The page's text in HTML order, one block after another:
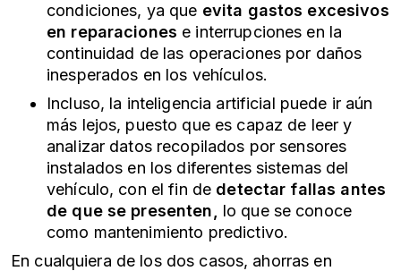
condiciones, ya que evita gastos excesivos
en reparaciones e interrupciones en la
continuidad de las operaciones por daños
inesperados en los vehículos.
Incluso, la inteligencia artificial puede ir aún
más lejos, puesto que es capaz de leer y
analizar datos recopilados por sensores
instalados en los diferentes sistemas del
vehículo, con el fin de detectar fallas antes
de que se presenten,
lo que se conoce
como mantenimiento predictivo.
En cualquiera de los dos casos, ahorras en